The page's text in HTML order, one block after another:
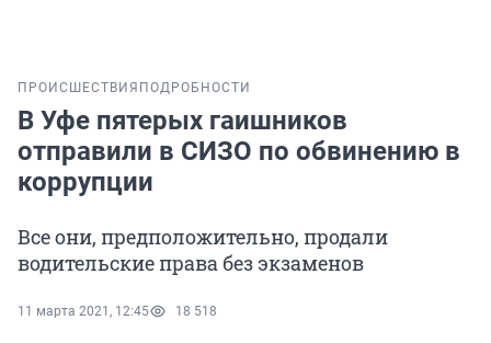
ПРОИСШЕСТВИЯ ПОДРОБНОСТИ
В Уфе пятерых гаишников
отправили в СИЗО по обвинению в
коррупции
Все они, предположительно, продали
водительские права без экзаменов
11 марта 2021, 12:45 18 518